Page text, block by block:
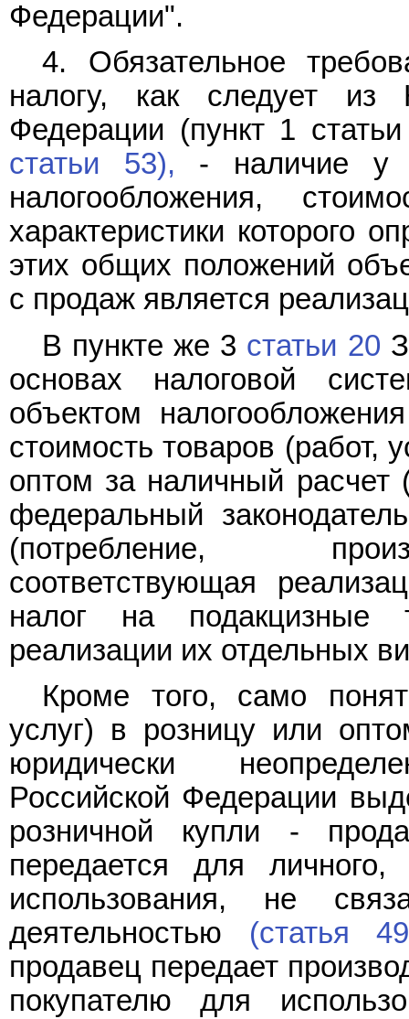
Федерации".
4. Обязательное
налогу, как следует из
Федерации (пункт 1
статьи 53), - наличие у
налогообложения,
характеристики которого
этих общих положений
с продаж является
В пункте же 3 статьи 20
основах налоговой
объектом
стоимость товаров (работ,
оптом за наличный расчет
федеральный
(потребление,
соответствующая
налог на подакцизные
реализации их отдельных
Кроме того, само
услуг) в розницу или
юридически
Российской Федерации
розничной купли -
передается для
использования, не
деятельностью (статья
продавец передает
покупателю для